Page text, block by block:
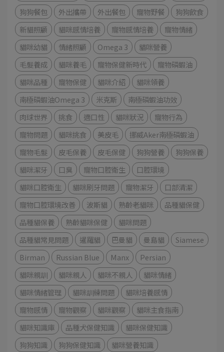
狗狗餐包
外出攜帶 外出餐包 寵物野餐
狗狗飲食
新貓照顧
貓咪感情培養 寵物感情培養
寵物情緒
貓咪幼貓
情緒照顧 Omega 3
貓咪營養
毛髮養成
貓咪養毛 寵物保健新時代
寵物磷蝦油
貓咪品種
寵物保健 貓咪介紹
貓咪領養
南極磷蝦油Omega 3
米克斯
南極磷蝦油功效
肉球世界
挑食 適口性 貓咪狀況
寵物行為
寵物問題
貓咪挑食 美皮毛
挪威Aker南極磷蝦油
寵物毛髮
皮毛保養 皮毛保健 狗狗營養
狗狗保養
貓咪潔牙
口臭 寵物口腔衛生
口腔環境
貓咪口腔衛生
貓咪刷牙問題 寵物潔牙
口部清潔
寵物口腔環境改善
波斯貓 熟齡老貓咪
品種貓保健
品種貓保養
熟齡貓咪保健
貓咪問題
品種貓常見問題
暹羅貓 巴曼貓 曼島貓
Siamese
Birman
Russian Blue Manx
Persian
貓咪親訓
貓咪親人 貓咪不親人
貓咪情緒
貓咪情緒管理
貓咪訓練問題
貓咪培養感情
寵物感情
寵物觀察 貓咪觀察
貓咪主食指南
貓咪知識庫
品種犬保健知識
貓咪保健知識
狗狗知識
狗狗保健知識
貓咪營養知識